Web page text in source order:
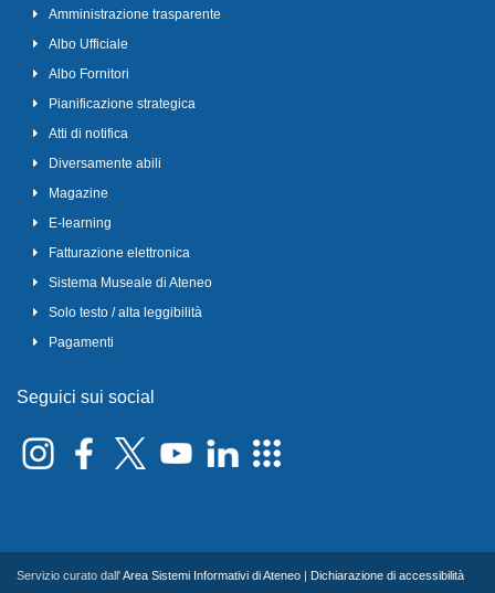
Amministrazione trasparente
Albo Ufficiale
Albo Fornitori
Pianificazione strategica
Atti di notifica
Diversamente abili
Magazine
E-learning
Fatturazione elettronica
Sistema Museale di Ateneo
Solo testo / alta leggibilità
Pagamenti
Seguici sui social
Servizio curato dall'Area Sistemi Informativi di Ateneo Dichiarazione di accessibilità